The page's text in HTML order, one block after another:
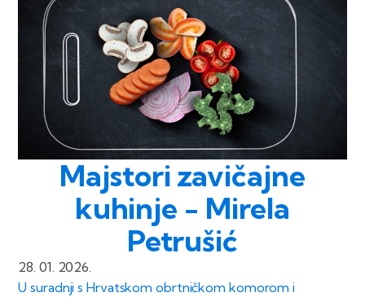
Majstori zavičajne
kuhinje - Mirela
Petrušić
28. 01. 2026.
U suradnji s Hrvatskom obrtničkom komorom i